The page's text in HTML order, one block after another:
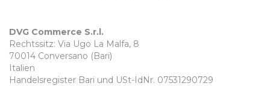
DVG Commerce S.r.l.
Rechtssitz: Via Ugo La Malfa, 8
70014 Conversano (Bari)
Italien
Handelsregister Bari und USt-IdNr. 07531290729